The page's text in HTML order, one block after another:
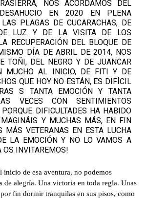
NOS ACORDAMOS DEL
EN 2020 EN PLENA
PLAGAS DE CUCARACHAS, DE
LUZ Y DE LA VISITA DE LOS
RECUPERACIÓN DEL BLOQUE DE
DÍA DE ABRIL DE 2014, NOS
TOÑI, DEL NEGRO Y DE JUANCAR
MUCHO AL INICIO, DE FITI Y DE
QUE HOY NO ESTÁN, ES DIFÍCIL
S TANTA EMOCIÓN Y TANTA
VECES CON SENTIMIENTOS
PORQUE DIFICULTADES HA HABIDO
Y MUCHAS MÁS, EN FIN
MÁS VETERANAS EN ESTA LUCHA
LA EMOCIÓN Y NO LO VAMOS A
OS INVITAREMOS!
inicio de esa aventura, no podemos
de alegría. Una victoria en toda regla. Unas
fin dormir tranquilas en sus pisos, como